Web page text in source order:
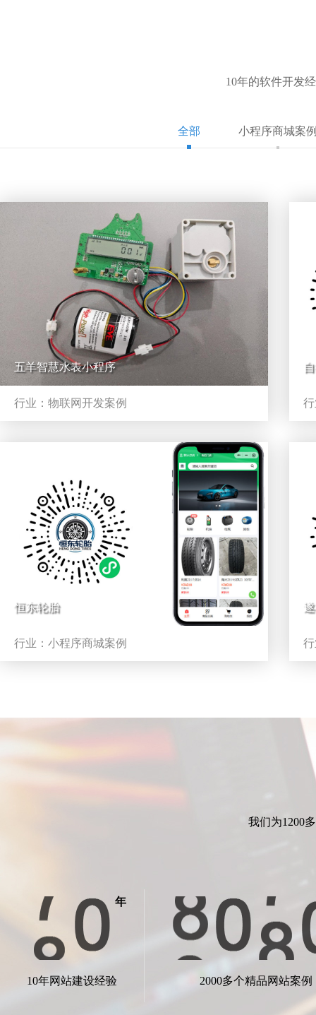
10年的软件开发
全部 小程序商城案
五羊智慧水表小程序
行业： 物联网开发案例
恒东轮胎
行业： 小程序商城案例
我们为1200
年
10年网站建设经验 2000多个精品网站案例
里德文化-王总
舜津科技做小程序服务非常细致到位，从模式设
计到页面装修，从商品上传到分销调整，从小程
序开发到培训交付，每一步都是用心在做服务。